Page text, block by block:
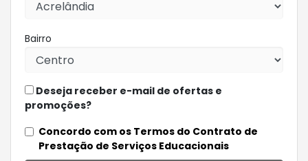
Bairro
Deseja receber e-mail de ofertas e
promoções?
Concordo com os Termos do Contrato de
Prestação de Serviços Educacionais